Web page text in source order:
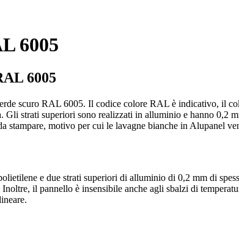
6005
6005
scuro RAL 6005. Il codice colore RAL è indicativo, il
strati superiori sono realizzati in alluminio e hanno 0,2
motivo per cui le lavagne bianche in Alupanel
e due strati superiori di alluminio di 0,2 mm di
il pannello è insensibile anche agli sbalzi di